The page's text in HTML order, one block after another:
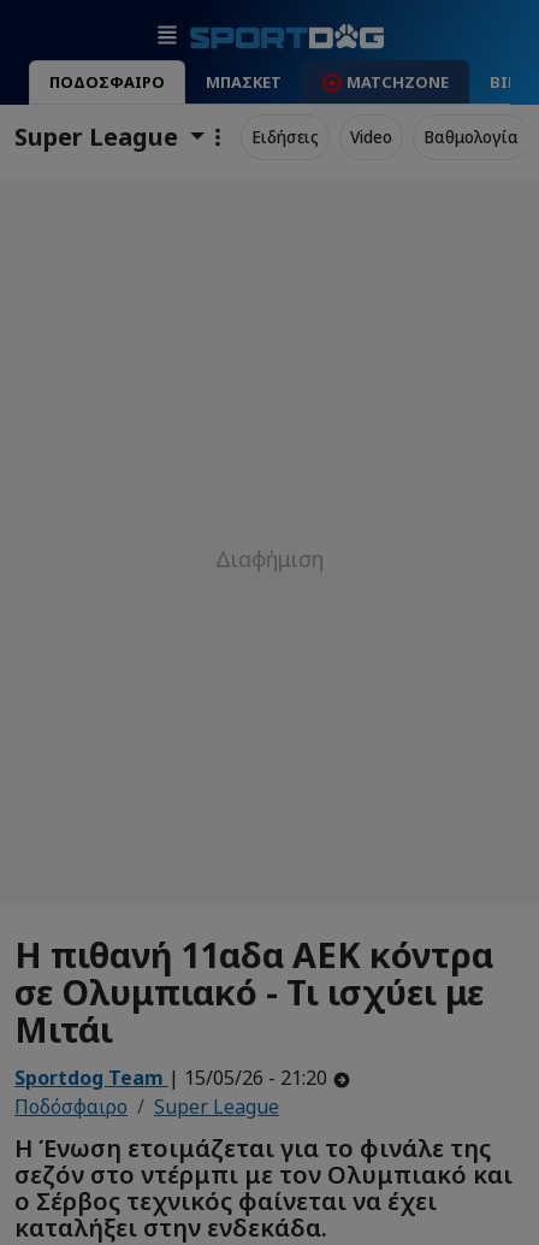
ΠΟΔΟΣΦΑΙΡΟ ΜΠΑΣΚΕΤ MATCHZONE
Super League Ειδήσεις Video Βαθμολογία
Η πιθανή 11αδα ΑΕΚ κόντρα
σε Ολυμπιακό - Τι ισχύει με
Μιτάι
Sportdog Team | 15/05/26 - 21:20
Ποδόσφαιρο
Super League
Η Ένωση ετοιμάζεται για το φινάλε της
σεζόν στο ντέρμπι με τον Ολυμπιακό και
ο Σέρβος τεχνικός φαίνεται να έχει
καταλήξει στην ενδεκάδα.